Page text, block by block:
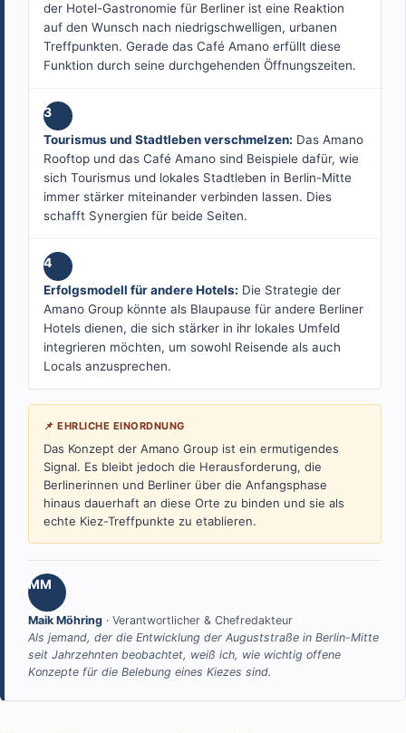
der Hotel-Gastronomie für Berliner ist eine Reaktion
auf den Wunsch nach niedrigschwelligen, urbanen
Treffpunkten. Gerade das Café Amano erfüllt diese
Funktion durch seine durchgehenden Öffnungszeiten.
3
Tourismus und Stadtleben verschmelzen: Das Amano
Rooftop und das Café Amano sind Beispiele dafür, wie
sich Tourismus und lokales Stadtleben in Berlin-Mitte
immer stärker miteinander verbinden lassen. Dies
schafft Synergien für beide Seiten.
4
Erfolgsmodell für andere Hotels: Die Strategie der
Amano Group könnte als Blaupause für andere Berliner
Hotels dienen, die sich stärker in ihr lokales Umfeld
integrieren möchten, um sowohl Reisende als auch
Locals anzusprechen.
📌 EHRLICHE EINORDNUNG
Das Konzept der Amano Group ist ein ermutigendes
Signal. Es bleibt jedoch die Herausforderung, die
Berlinerinnen und Berliner über die Anfangsphase
hinaus dauerhaft an diese Orte zu binden und sie als
echte Kiez-Treffpunkte zu etablieren.
MM
Maik Möhring · Verantwortlicher & Chefredakteur
Als jemand, der die Entwicklung der Auguststraße in Berlin-Mitte
seit Jahrzehnten beobachtet, weiß ich, wie wichtig offene
Konzepte für die Belebung eines Kiezes sind.